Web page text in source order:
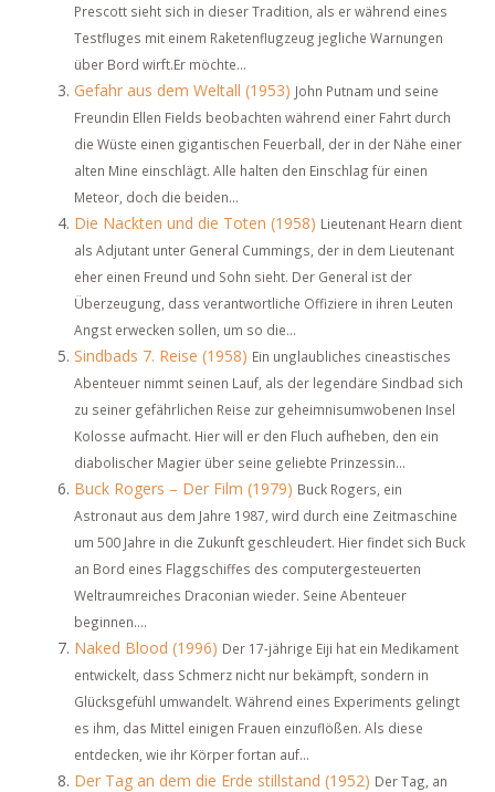
Prescott sieht sich in dieser Tradition, als er während eines
Testfluges mit einem Raketenflugzeug jegliche Warnungen
über Bord wirft.Er möchte...
Gefahr aus dem Weltall (1953) John Putnam und seine
Freundin Ellen Fields beobachten während einer Fahrt durch
die Wüste einen gigantischen Feuerball, der in der Nähe einer
alten Mine einschlägt. Alle halten den Einschlag für einen
Meteor, doch die beiden...
Die Nackten und die Toten (1958) Lieutenant Hearn dient
als Adjutant unter General Cummings, der in dem Lieutenant
eher einen Freund und Sohn sieht. Der General ist der
Überzeugung, dass verantwortliche Offiziere in ihren Leuten
Angst erwecken sollen, um so die...
Sindbads 7. Reise (1958) Ein unglaubliches cineastisches
Abenteuer nimmt seinen Lauf, als der legendäre Sindbad sich
zu seiner gefährlichen Reise zur geheimnisumwobenen Insel
Kolosse aufmacht. Hier will er den Fluch aufheben, den ein
diabolischer Magier über seine geliebte Prinzessin...
Buck Rogers – Der Film (1979) Buck Rogers, ein
Astronaut aus dem Jahre 1987, wird durch eine Zeitmaschine
um 500 Jahre in die Zukunft geschleudert. Hier findet sich Buck
an Bord eines Flaggschiffes des computergesteuerten
Weltraumreiches Draconian wieder. Seine Abenteuer
beginnen....
Naked Blood (1996) Der 17-jährige Eiji hat ein Medikament
entwickelt, dass Schmerz nicht nur bekämpft, sondern in
Glücksgefühl umwandelt. Während eines Experiments gelingt
es ihm, das Mittel einigen Frauen einzuflößen. Als diese
entdecken, wie ihr Körper fortan auf...
Der Tag an dem die Erde stillstand (1952) Der Tag, an